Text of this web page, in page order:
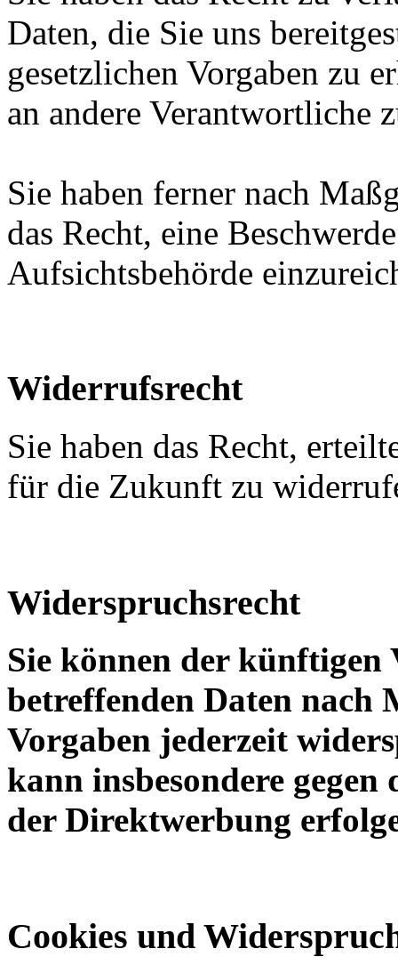
Daten, die Sie uns
gesetzlichen Vorgaben zu
an andere Verantwortliche
Sie haben ferner nach
das Recht, eine
Aufsichtsbehörde
Widerrufsrecht
Sie haben das Recht,
für die Zukunft zu
Widerspruchsrecht
Sie können der künftigen
betreffenden Daten nach
Vorgaben jederzeit
kann insbesondere
der Direktwerbung
Cookies und